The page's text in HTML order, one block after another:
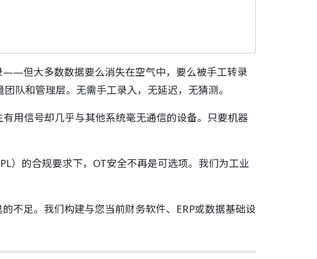
但大多数数据要么消失在空气中，要么被手工转录
队和管理层。无需手工录入，无延迟，无猜测。
用信号却几乎与其他系统毫无通信的设备。只要机器
）的合规要求下，OT安全不再是可选项。我们为工业
不足。我们构建与您当前财务软件、ERP或数据基础设